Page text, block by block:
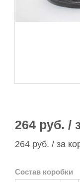
264 руб. /
264 руб. / за
Состав коробки
Сапоги ПВХ/ЭВА